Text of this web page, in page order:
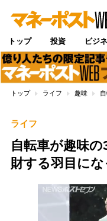
トップ 投資 ビジ
トップ ライフ 趣味
ライフ
自転車が趣味
財する羽目に